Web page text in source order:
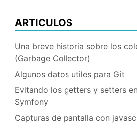
ARTICULOS
Una breve historia sobre los
(Garbage Collector)
Algunos datos utiles para Git
Evitando los getters y setters
Symfony
Capturas de pantalla con